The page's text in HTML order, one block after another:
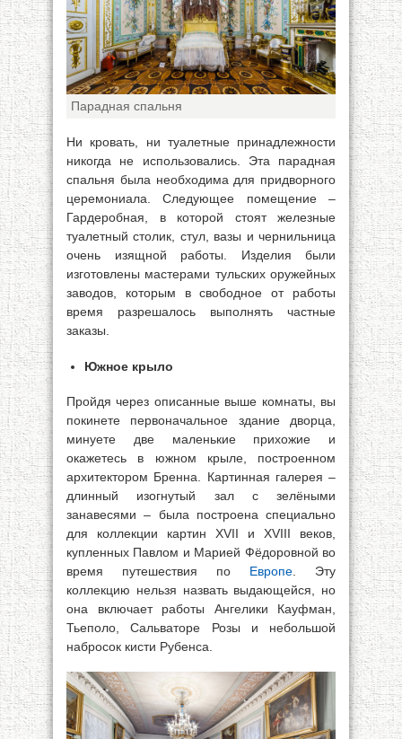
Парадная спальня
Ни кровать, ни туалетные принадлежности
никогда не использовались. Эта парадная
спальня была необходима для придворного
церемониала. Следующее помещение –
Гардеробная, в которой стоят железные
туалетный столик, стул, вазы и чернильница
очень изящной работы. Изделия были
изготовлены мастерами тульских оружейных
заводов, которым в свободное от работы
время разрешалось выполнять частные
заказы.
Южное крыло
Пройдя через описанные выше комнаты, вы
покинете первоначальное здание дворца,
минуете две маленькие прихожие и
окажетесь в южном крыле, построенном
архитектором Бренна. Картинная галерея –
длинный изогнутый зал с зелёными
занавесями – была построена специально
для коллекции картин XVII и XVIII веков,
купленных Павлом и Марией Фёдоровной во
время путешествия по Европе . Эту
коллекцию нельзя назвать выдающейся, но
она включает работы Ангелики Кауфман,
Тьеполо, Сальваторе Розы и небольшой
набросок кисти Рубенса.